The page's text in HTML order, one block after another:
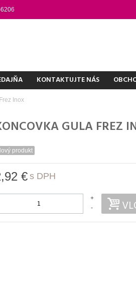
KONTAKTUJTE NÁS
Inox
GULA FREZ
produkt
€ s DPH
-
+